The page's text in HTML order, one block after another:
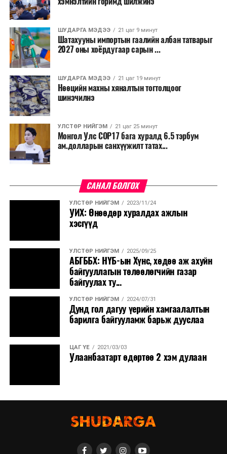
салбар бүрдээ урсгал зардлыг 20 хувиар бууруулах,
нөхөн томилгоо хийхгүй байх, аялал, амралт, зугаалга,
хамт олны урлаг, спортын арга хэмжээг зохион
байгуулахгүй байх, төрийн албанд шинэ орон тоо бий
болгохгүй байх, эрчим хүчний хэрэглээг хэмнэх, хурал,
сургалтыг цахим хэлбэрт шилжүүлэх, төрийн албан
хаагчдыг зарим өдрүүдэд цахимаар ажиллуулах арга
хэмжээг үргэлжлүүлэхийг үүрэг болголоо.
Төсвийн сахилга бат сайжирч, эдийн засгийн нөхцөл
байдал хэвийн болсон тохиолдолд эдгээр
хязгаарлалтыг үе шаттайгаар сулруулах юм.
ШУДАРГА МЭДЭЭ 21 цаг 9 минут
Шатахууны импортын гаалийн албан татварыг
2027 оны хоёрдугаар сарын ...
ШУДАРГА МЭДЭЭ 21 цаг 19 минут
Нөөцийн махны хяналтын тогтолцоог
шинэчилнэ
УЛСТӨР НИЙГЭМ 21 цаг 25 минут
Монгол Улс COP17 бага хуралд 6.5 тэрбум
ам.долларын санхүүжилт татах...
САНАЛ БОЛГОХ
УЛСТӨР НИЙГЭМ 2023/11/24
УИХ: Өнөөдөр хуралдах ажлын
хэсгүүд
УЛСТӨР НИЙГЭМ 2025/09/25
АБГББХ: НҮБ-ын Хүнс, хөдөө аж ахуйн
байгууллагын төлөөлөгчийн газар
байгуулах ту...
УЛСТӨР НИЙГЭМ 2024/07/31
Дунд гол дагуу үерийн хамгаалалтын
барилга байгууламж барьж дууслаа
ЦАГ ҮЕ 2021/03/03
Улаанбаатарт өдөртөө 2 хэм дулаан